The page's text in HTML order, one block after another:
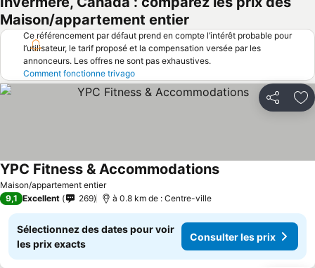
Maison/appartement entier
Ce référencement par défaut prend en compte l’intérêt probable pour
l’utilisateur, le tarif proposé et la compensation versée par les
annonceurs. Les offres ne sont pas exhaustives.
Comment fonctionne trivago
Partager
Maison/appartement entier
YPC Fitness & AccommodationsConsulter les prix
9,1 Excellent 269 à 0.8 km de : Centre-ville
Sélectionnez des dates pour voir
les prix exacts
Consulter les prix